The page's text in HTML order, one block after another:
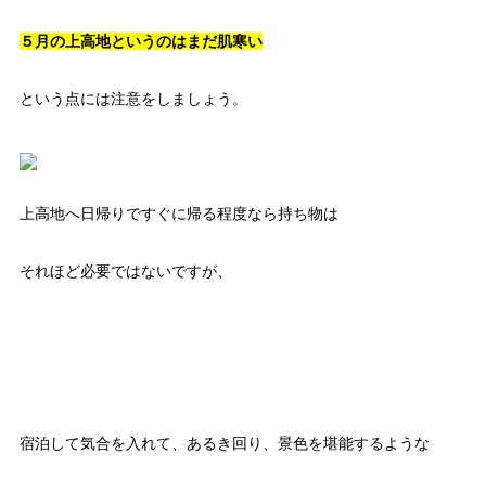
５月の上高地というのはまだ肌寒い
という点には注意をしましょう。
上高地へ日帰りですぐに帰る程度なら持ち物は
それほど必要ではないですが、
宿泊して気合を入れて、あるき回り、景色を堪能するような